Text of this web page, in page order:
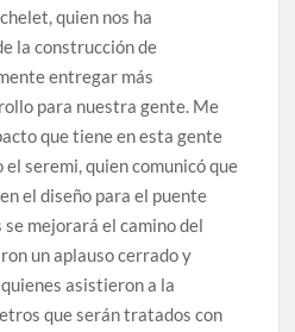
quien nos ha
la construcción de
entregar más
para nuestra gente. Me
que tiene en esta gente
el seremi, quien comunicó que
el diseño para el puente
mejorará el camino del
un aplauso cerrado y
asistieron a la
que serán tratados con